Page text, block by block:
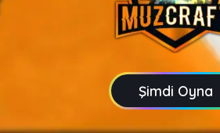
Şimdi Oyna